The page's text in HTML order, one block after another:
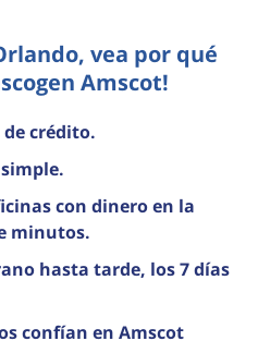
vea por qué
Amscot!
crédito.
con dinero en la
minutos.
hasta tarde, los 7 días
confían en Amscot